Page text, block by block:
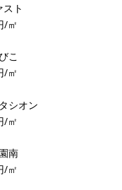
ト
/㎡
こ
/㎡
シオン
/㎡
南
/㎡